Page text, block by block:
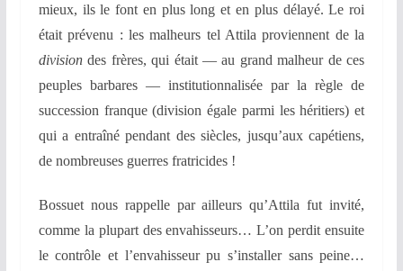
mieux, ils le font en plus long et en plus délayé. Le roi
était prévenu : les malheurs tel Attila proviennent de la
divisiondes frères, qui était — au grand malheur de ces
peuples barbares — institutionnalisée par la règle de
succession franque (division égale parmi les héritiers) et
qui a entraîné pendant des siècles, jusqu’aux capétiens,
de nombreuses guerres fratricides !
Bossuet nous rappelle par ailleurs qu’Attila fut invité,
comme la plupart des envahisseurs… L’on perdit ensuite
le contrôle et l’envahisseur pu s’installer sans peine…